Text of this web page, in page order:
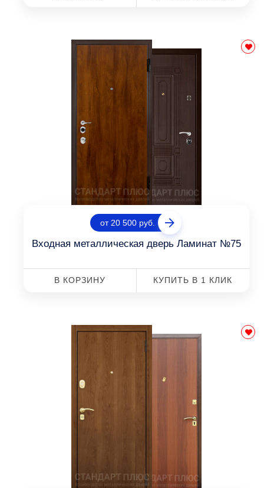
от 20 500 руб.
Входная металлическая дверь Ламинат №75
В КОРЗИНУ КУПИТЬ В 1 КЛИК